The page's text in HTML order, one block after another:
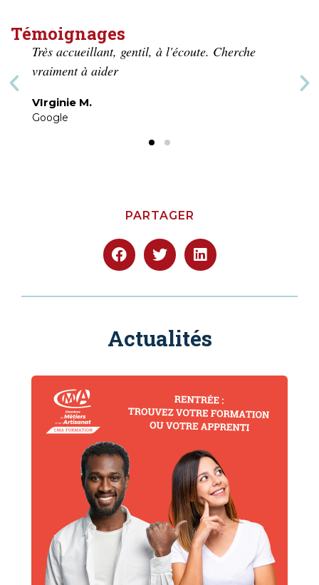
Témoignages
Très accueillant et respectueux
Google
PARTAGER
Actualités